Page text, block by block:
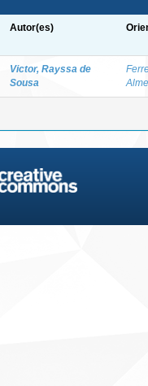
Autor(es)
Victor, Rayssa de
Sousa